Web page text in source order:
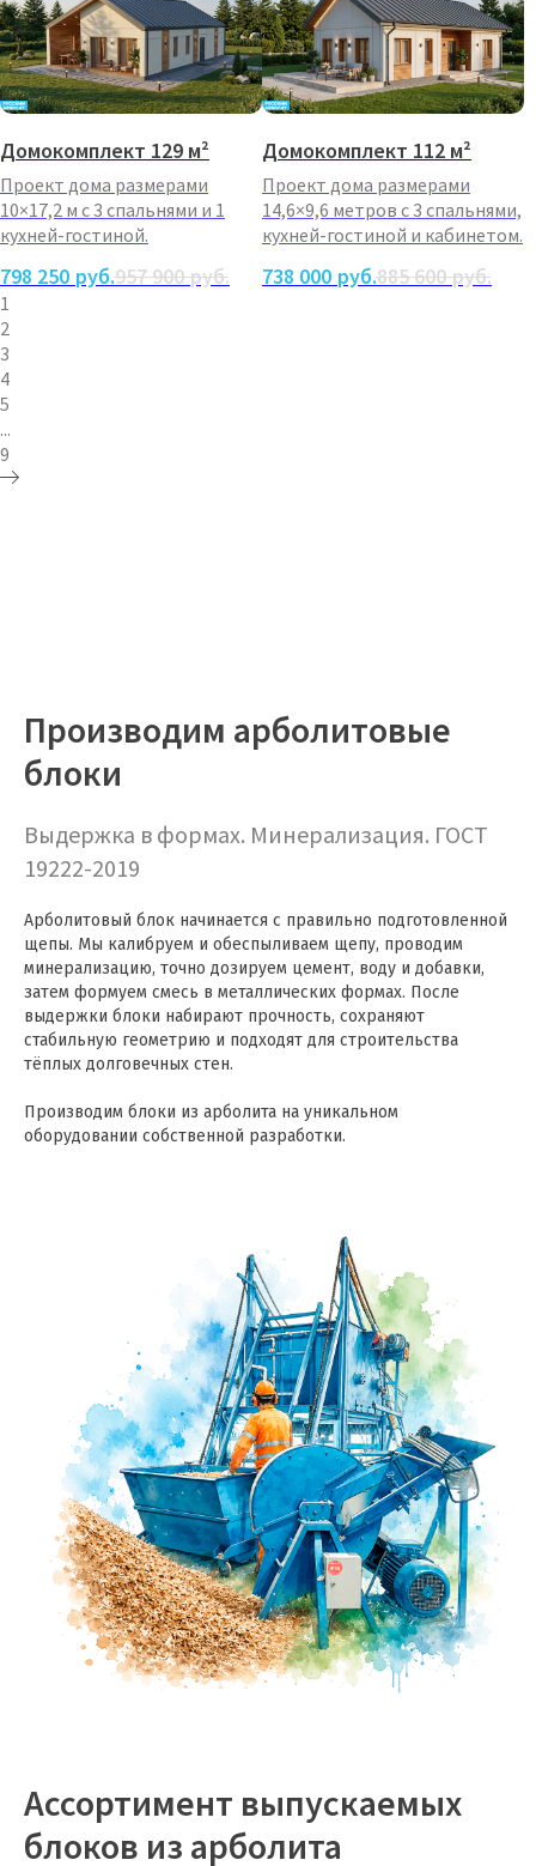
Домокомплект 129 м²
Проект дома размерами
10×17,2 м с 3 спальнями и 1
кухней-гостиной.
798 250 руб.957 900 руб.
Домокомплект 112 м²
Проект дома размерами
14,6×9,6 метров с 3 спальнями,
кухней-гостиной и кабинетом.
738 000 руб.885 600 руб.
1
2
3
4
5
...
9
Производим арболитовые
блоки
Выдержка в формах. Минерализация. ГОСТ
19222-2019
Арболитовый блок начинается с правильно подготовленной
щепы. Мы калибруем и обеспыливаем щепу, проводим
минерализацию, точно дозируем цемент, воду и добавки,
затем формуем смесь в металлических формах. После
выдержки блоки набирают прочность, сохраняют
стабильную геометрию и подходят для строительства
тёплых долговечных стен.
Производим блоки из арболита на уникальном
оборудовании собственной разработки.
Ассортимент выпускаемых
блоков из арболита